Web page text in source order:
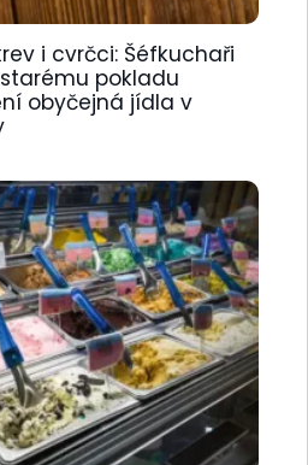
i cvrčci: Šéfkuchaři
pokladu
obyčejná jídla v